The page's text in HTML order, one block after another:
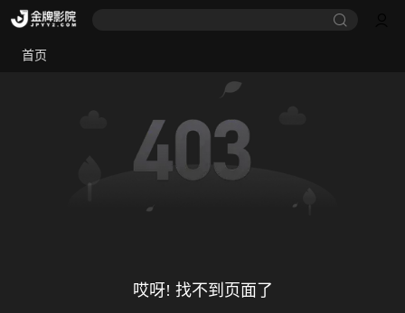
首页
哎呀! 找不到页面了